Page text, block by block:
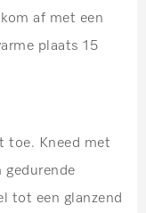
af met een
plaats 15
toe. Kneed met
gedurende
tot een glanzend